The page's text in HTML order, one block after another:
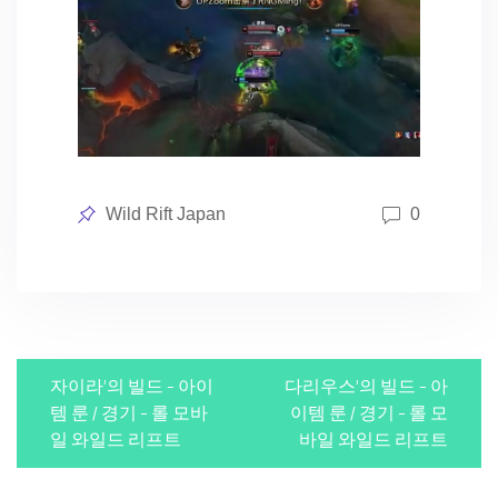
Posted
Wild Rift Japan 0
s
자이라’의 빌드 – 아이
템 룬 / 경기 – 롤 모바
일 와일드 리프트
다리우스’의 빌드 – 아
이템 룬 / 경기 – 롤 모
바일 와일드 리프트